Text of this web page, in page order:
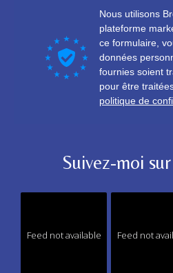
Suivez-moi
Feed not available Feed not